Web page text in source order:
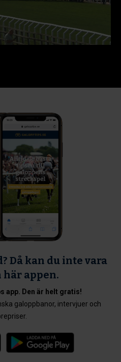
Video
Då kan du inte vara
här appen.
app. Den är helt gratis!
galoppbanor, intervjuer och